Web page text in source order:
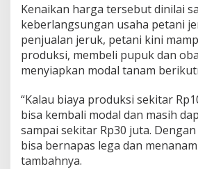
Kenaikan harga tersebut dinilai
keberlangsungan usaha petani
penjualan jeruk, petani kini
produksi, membeli pupuk dan
menyiapkan modal tanam
“Kalau biaya produksi sekitar
bisa kembali modal dan masih
sampai sekitar Rp30 juta.
bisa bernapas lega dan
tambahnya.